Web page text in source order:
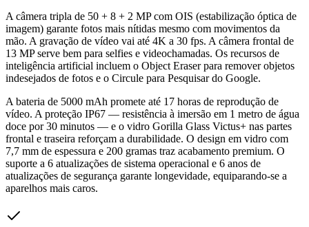
A câmera tripla de 50 + 8 + 2 MP com OIS (estabilização óptica de
imagem) garante fotos mais nítidas mesmo com movimentos da
mão. A gravação de vídeo vai até 4K a 30 fps. A câmera frontal de
13 MP serve bem para selfies e videochamadas. Os recursos de
inteligência artificial incluem o Object Eraser para remover objetos
indesejados de fotos e o Circule para Pesquisar do Google.
A bateria de 5000 mAh promete até 17 horas de reprodução de
vídeo. A proteção IP67 — resistência à imersão em 1 metro de água
doce por 30 minutos — e o vidro Gorilla Glass Victus+ nas partes
frontal e traseira reforçam a durabilidade. O design em vidro com
7,7 mm de espessura e 200 gramas traz acabamento premium. O
suporte a 6 atualizações de sistema operacional e 6 anos de
atualizações de segurança garante longevidade, equiparando-se a
aparelhos mais caros.